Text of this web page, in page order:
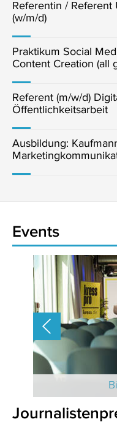
Referentin /
(w/m/d)
Praktikum Social
Content Creation (all
Referent (m/w/d)
Öffentlichkeitsarbeit
Ausbildung:
Events